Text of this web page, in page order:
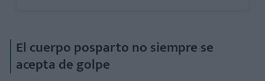
El cuerpo posparto no siempre se
acepta de golpe